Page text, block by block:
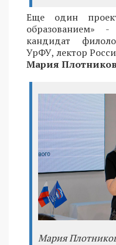
Еще один
образованием» -
кандидат
УрФУ, лектор
Мария
Мария